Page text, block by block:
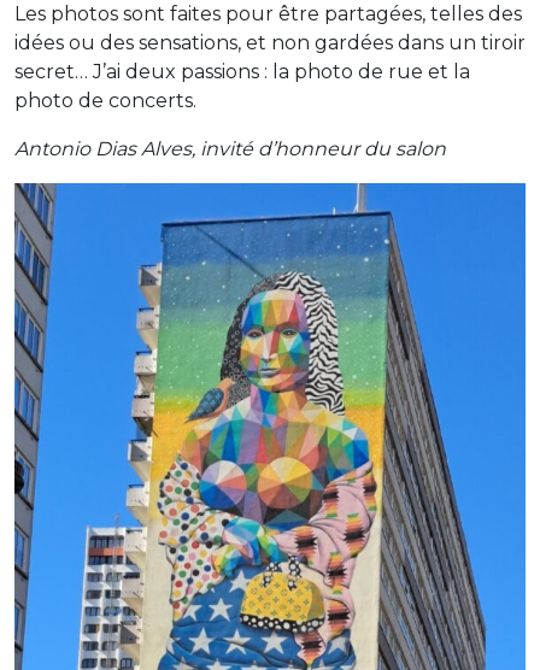
Les photos sont faites pour être partagées, telles des
idées ou des sensations, et non gardées dans un tiroir
secret… J’ai deux passions : la photo de rue et la
photo de concerts.
Antonio Dias Alves, invité d’honneur du salon